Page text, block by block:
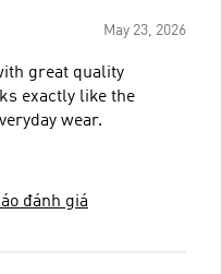
May 23, 2026
great quality
exactly like the
wear.
đánh giá